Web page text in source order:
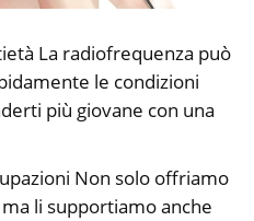
La radiofrequenza può
le condizioni
più giovane con una
Non solo offriamo
li supportiamo anche